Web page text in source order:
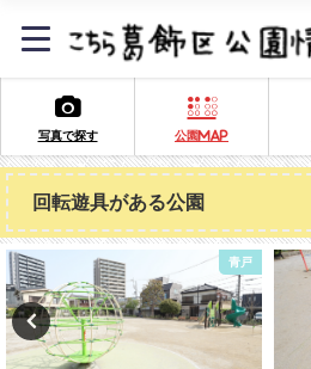
写真で探す 公園MAP
回転遊具がある公園
鎌倉